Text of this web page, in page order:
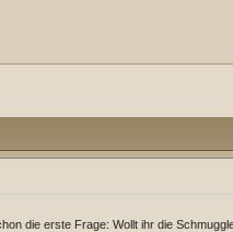
die erste Frage: Wollt ihr die